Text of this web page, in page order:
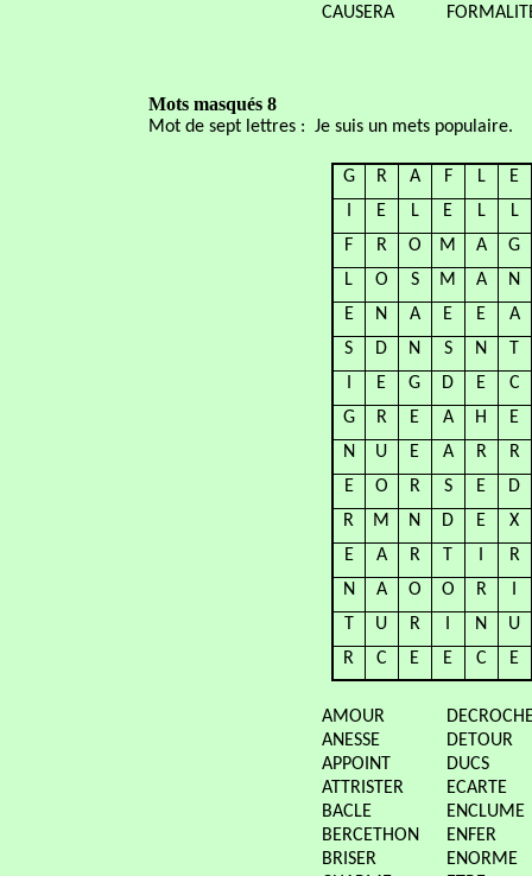
CAUSERA
Mots masqués 8
Mot de sept lettres : Je suis un mets populaire.
G R A F L
E
E L E L
L
F
R O M A
G
L
O S M A
N
E
N A E E
A
S
D N S N
T
E G D E
C
G
R E A H
E
N
U E A R
R
E
O R S E
D
R
M N D E
X
E
A R T
R
N
A O O R
T
U R N
U
R
C E E C E
AMOUR
ANESSE
APPOINT
ATTRISTER
BACLE
BERCETHON
BRISER
DETOUR
DUCS
ECARTE
ENCLUME
ENFER
ENORME